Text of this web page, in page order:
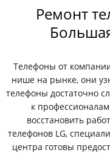
Ремонт
Телефоны от
нише на рынке, они
телефоны достаточно
к
восстановить
телефонов LG,
центра готовы